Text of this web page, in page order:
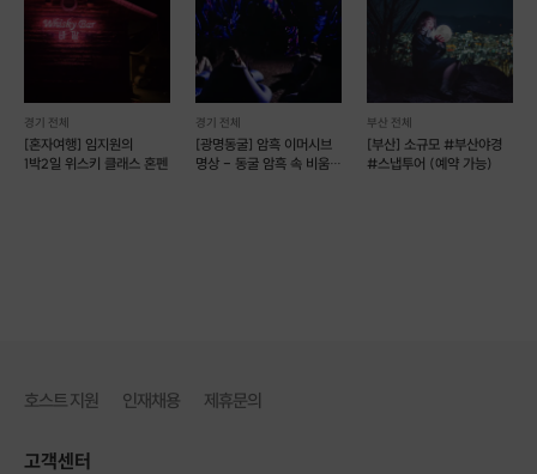
경기 전체
[혼자여행] 임지원의
1박2일 위스키 클래스 혼펜
경기 전체
[광명동굴] 암흑 이머시브
명상 - 동굴 암흑 속 비움의
부산 전체
[부산] 소규모 #부산야경
#스냅투어 (예약 가능)
호스트 지원 인재채용 제휴문의
고객센터